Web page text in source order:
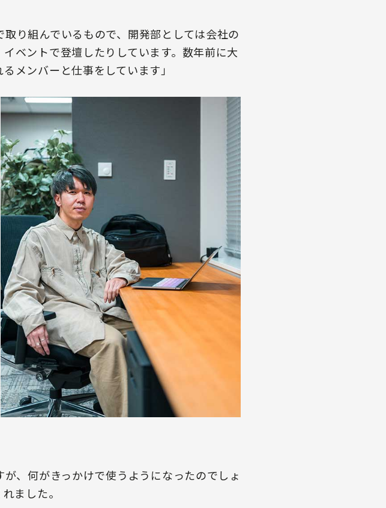
り組んでいるもので、開発部としては会社の
ベントで登壇したりしています。数年前に大
メンバーと仕事をしています」
、何がきっかけで使うようになったのでしょ
ました。